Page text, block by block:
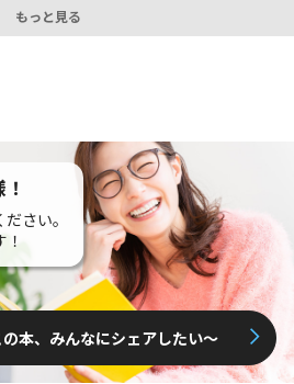
もっと見る
さい。
の本、みんなにシェアしたい〜